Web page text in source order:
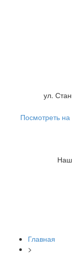
ул.
Посмотреть на
Главная
>